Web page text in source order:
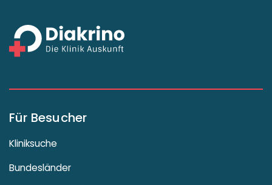
Für Besucher
Kliniksuche
Bundesländer